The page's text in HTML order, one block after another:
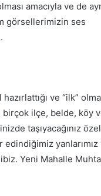
amacıyla ve de
görsellerimizin ses
ve “ilk” olma
birçok ilçe, belde, köy
taşıyacağınız özel
yanlarımız
Yeni Mahalle